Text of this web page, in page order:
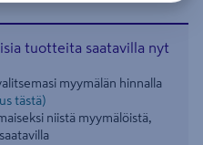
tuotteita saatavilla nyt
myymälän hinnalla
tästä)
niistä myymälöistä,